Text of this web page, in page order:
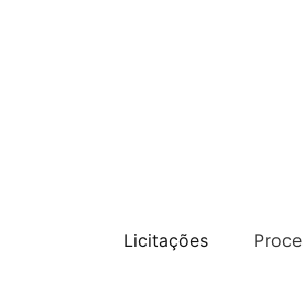
Licitações